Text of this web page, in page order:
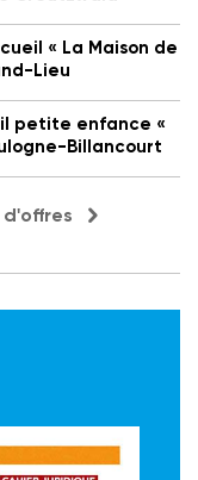
« La Maison de
Lieu
petite enfance «
Billancourt